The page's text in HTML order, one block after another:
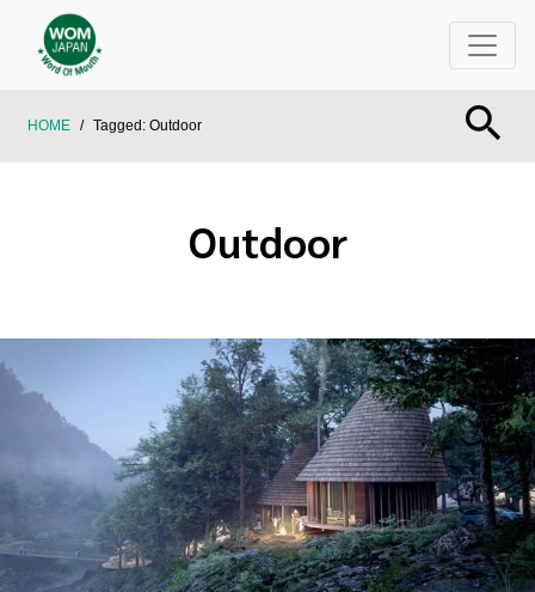
HOME / Tagged: Outdoor
Outdoor